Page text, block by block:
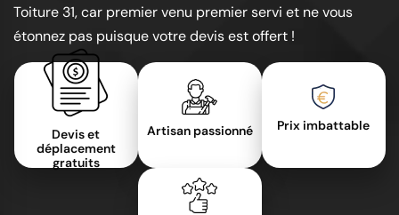
Toiture 31, car premier venu premier servi et ne vous
étonnez pas puisque votre devis est offert !
Devis et
déplacement
gratuits
Artisan passionné Prix imbattable